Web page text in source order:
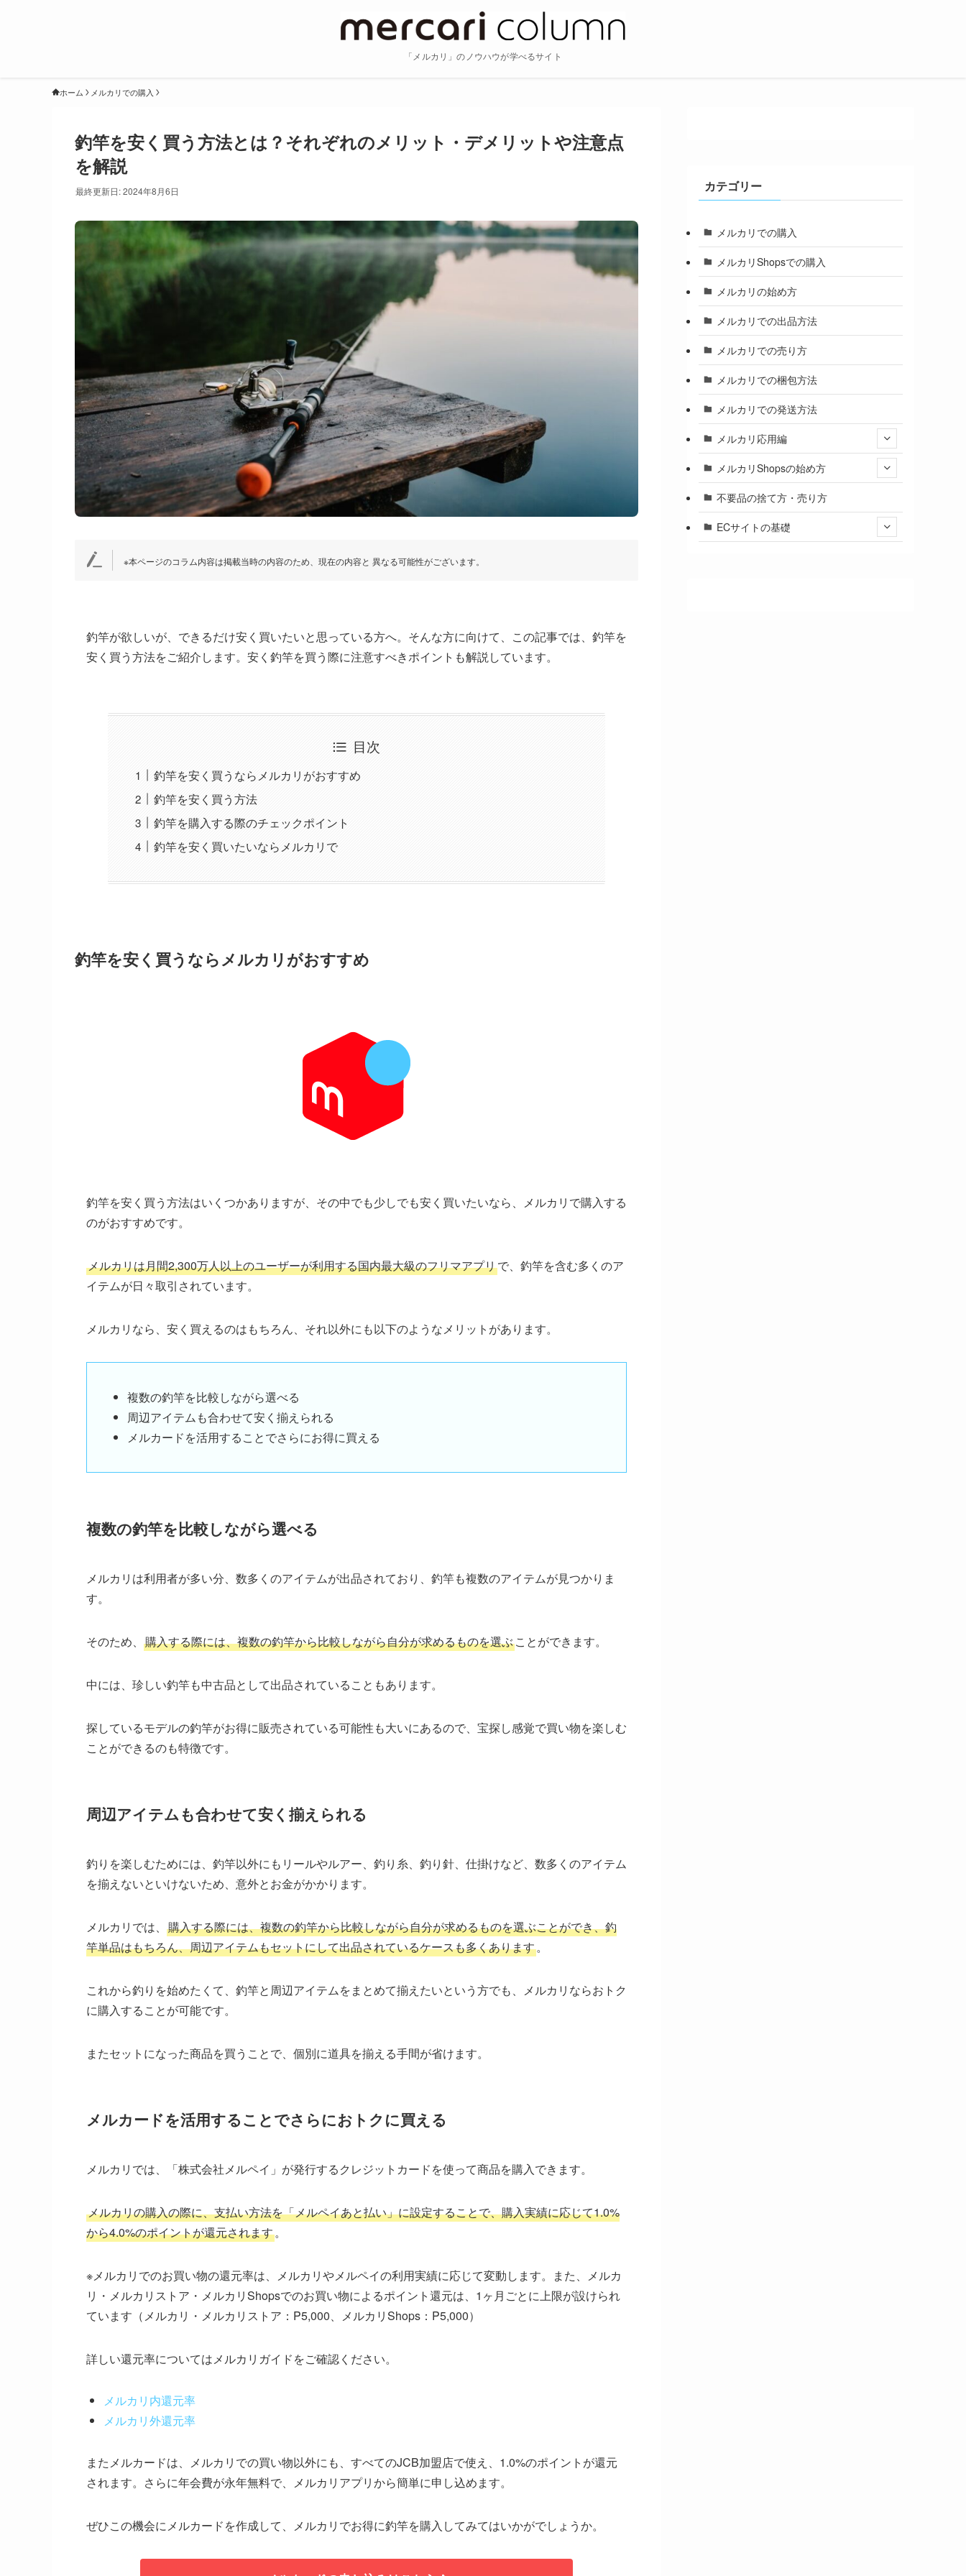
「メルカリ」のノウハウが学べるサイト
ホーム メルカリでの購入
釣竿を安く買う方法とは？それぞれのメリット・デメリットや注意点
を解説
最終更新日: 2024年8月6日
※本ページのコラム内容は掲載当時の内容のため、現在の内容と 異なる可能性がございます。
釣竿が欲しいが、できるだけ安く買いたいと思っている方へ。そんな方に向けて、この記事では、釣竿を
安く買う方法をご紹介します。安く釣竿を買う際に注意すべきポイントも解説しています。
目次
釣竿を安く買うならメルカリがおすすめ
釣竿を安く買う方法
釣竿を購入する際のチェックポイント
釣竿を安く買いたいならメルカリで
釣竿を安く買うならメルカリがおすすめ
釣竿を安く買う方法はいくつかありますが、その中でも少しでも安く買いたいなら、メルカリで購入する
のがおすすめです。
メルカリは月間2,300万人以上のユーザーが利用する国内最大級のフリマアプリで、釣竿を含む多くのア
イテムが日々取引されています。
メルカリなら、安く買えるのはもちろん、それ以外にも以下のようなメリットがあります。
複数の釣竿を比較しながら選べる
周辺アイテムも合わせて安く揃えられる
メルカードを活用することでさらにお得に買える
複数の釣竿を比較しながら選べる
メルカリは利用者が多い分、数多くのアイテムが出品されており、釣竿も複数のアイテムが見つかりま
す。
そのため、 購入する際には、複数の釣竿から比較しながら自分が求めるものを選ぶことができます。
中には、珍しい釣竿も中古品として出品されていることもあります。
探しているモデルの釣竿がお得に販売されている可能性も大いにあるので、宝探し感覚で買い物を楽しむ
ことができるのも特徴です。
周辺アイテムも合わせて安く揃えられる
釣りを楽しむためには、釣竿以外にもリールやルアー、釣り糸、釣り針、仕掛けなど、数多くのアイテム
を揃えないといけないため、意外とお金がかかります。
メルカリでは、 購入する際には、複数の釣竿から比較しながら自分が求めるものを選ぶことができ、釣
竿単品はもちろん、周辺アイテムもセットにして出品されているケースも多くあります。
これから釣りを始めたくて、釣竿と周辺アイテムをまとめて揃えたいという方でも、メルカリならおトク
に購入することが可能です。
またセットになった商品を買うことで、個別に道具を揃える手間が省けます。
メルカードを活用することでさらにおトクに買える
メルカリでは、「株式会社メルペイ」が発行するクレジットカードを使って商品を購入できます。
メルカリの購入の際に、支払い方法を「メルペイあと払い」に設定することで、購入実績に応じて1.0%
から4.0%のポイントが還元されます。
※メルカリでのお買い物の還元率は、メルカリやメルペイの利用実績に応じて変動します。また、メルカ
リ・メルカリストア・メルカリShopsでのお買い物によるポイント還元は、1ヶ月ごとに上限が設けられ
ています（メルカリ・メルカリストア：P5,000、メルカリShops：P5,000）
詳しい還元率についてはメルカリガイドをご確認ください。
メルカリ内還元率
メルカリ外還元率
またメルカードは、メルカリでの買い物以外にも、すべてのJCB加盟店で使え、1.0%のポイントが還元
されます。さらに年会費が永年無料で、メルカリアプリから簡単に申し込めます。
ぜひこの機会にメルカードを作成して、メルカリでお得に釣竿を購入してみてはいかがでしょうか。
カテゴリー
メルカリでの購入
メルカリShopsでの購入
メルカリの始め方
メルカリでの出品方法
メルカリでの売り方
メルカリでの梱包方法
メルカリでの発送方法
メルカリ応用編
メルカリShopsの始め方
不要品の捨て方・売り方
ECサイトの基礎